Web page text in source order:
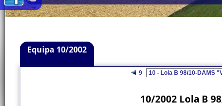
Equipa 10/2002
9
10/2002 Lola B